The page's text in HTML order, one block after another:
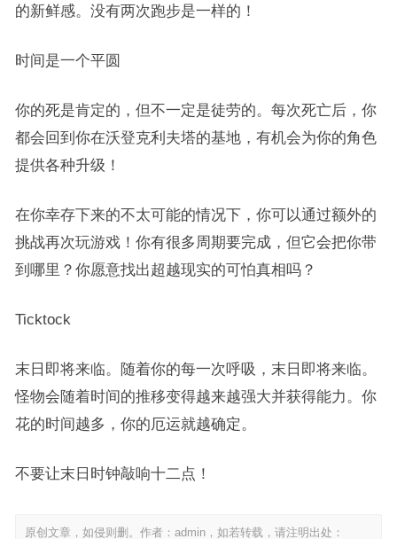
的新鲜感。没有两次跑步是一样的！
时间是一个平圆
你的死是肯定的，但不一定是徒劳的。每次死亡后，你
都会回到你在沃登克利夫塔的基地，有机会为你的角色
提供各种升级！
在你幸存下来的不太可能的情况下，你可以通过额外的
挑战再次玩游戏！你有很多周期要完成，但它会把你带
到哪里？你愿意找出超越现实的可怕真相吗？
Ticktock
末日即将来临。随着你的每一次呼吸，末日即将来临。
怪物会随着时间的推移变得越来越强大并获得能力。你
花的时间越多，你的厄运就越确定。
不要让末日时钟敲响十二点！
原创文章，如侵则删。作者：admin，如若转载，请注明出处：